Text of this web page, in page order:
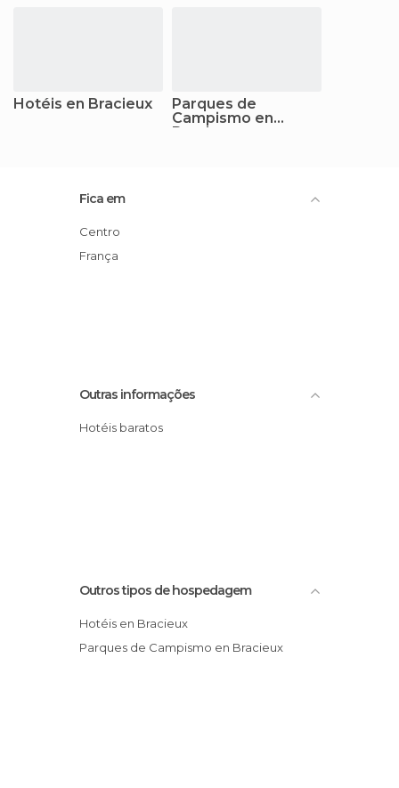
Hotéis en Bracieux
Parques de
Campismo en
Bracieux
Fica em
Centro
França
Outras informações
Hotéis baratos
Outros tipos de hospedagem
Hotéis en Bracieux
Parques de Campismo en Bracieux